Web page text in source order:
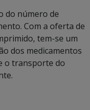
do número de
Com a oferta de
tem-se um
dos medicamentos
o transporte do